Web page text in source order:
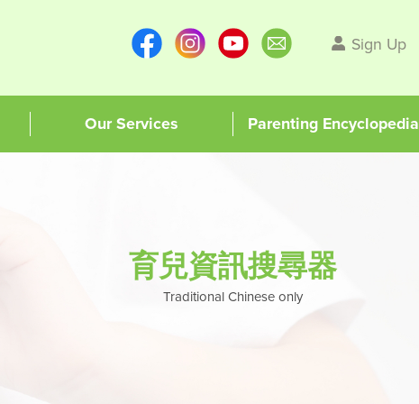
Sign Up
Our Services Parenting Encyclopedia
育兒資訊搜尋器
Traditional Chinese only